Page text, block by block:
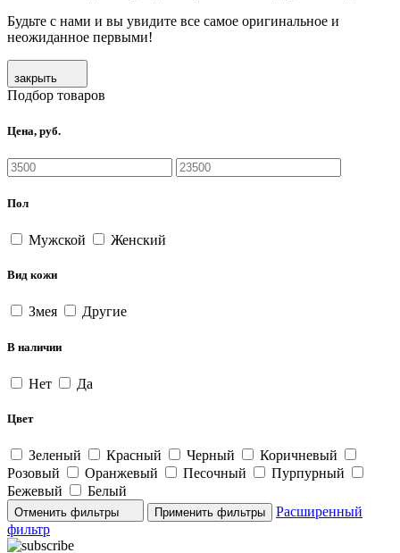
Будьте с нами и вы увидите все самое оригинальное и
неожиданное первыми!
закрыть
Подбор товаров
Цена, руб.
Пол
Мужской Женский
Вид кожи
Змея Другие
В наличии
Нет Да
Цвет
Зеленый Красный Черный
Коричневый
Розовый
Оранжевый Песочный
Пурпурный
Бежевый
Белый
Отменить фильтры
Расширенный
фильтр